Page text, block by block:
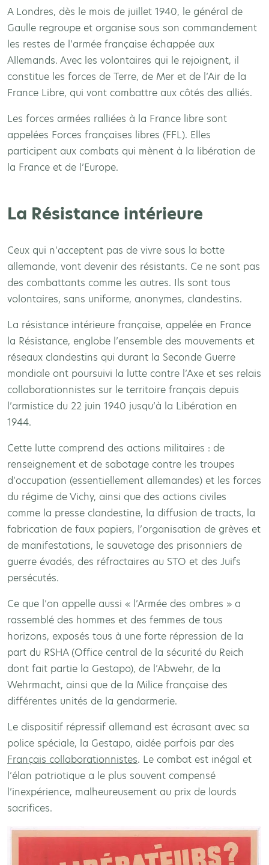
A Londres, dès le mois de juillet 1940, le général de
Gaulle regroupe et organise sous son commandement
les restes de l’armée française échappée aux
Allemands. Avec les volontaires qui le rejoignent, il
constitue les forces de Terre, de Mer et de l’Air de la
France Libre, qui vont combattre aux côtés des alliés.
Les forces armées ralliées à la France libre sont
appelées Forces françaises libres (FFL). Elles
participent aux combats qui mènent à la libération de
la France et de l’Europe.
La Résistance intérieure
Ceux qui n’acceptent pas de vivre sous la botte
allemande, vont devenir des résistants. Ce ne sont pas
des combattants comme les autres. Ils sont tous
volontaires, sans uniforme, anonymes, clandestins.
La résistance intérieure française, appelée en France
la Résistance, englobe l’ensemble des mouvements et
réseaux clandestins qui durant la Seconde Guerre
mondiale ont poursuivi la lutte contre l’Axe et ses relais
collaborationnistes sur le territoire français depuis
l’armistice du 22 juin 1940 jusqu’à la Libération en
1944.
Cette lutte comprend des actions militaires : de
renseignement et de sabotage contre les troupes
d’occupation (essentiellement allemandes) et les forces
du régime de Vichy, ainsi que des actions civiles
comme la presse clandestine, la diffusion de tracts, la
fabrication de faux papiers, l’organisation de grèves et
de manifestations, le sauvetage des prisonniers de
guerre évadés, des réfractaires au STO et des Juifs
persécutés.
Ce que l’on appelle aussi « l’Armée des ombres » a
rassemblé des hommes et des femmes de tous
horizons, exposés tous à une forte répression de la
part du RSHA (Office central de la sécurité du Reich
dont fait partie la Gestapo), de l’Abwehr, de la
Wehrmacht, ainsi que de la Milice française des
différentes unités de la gendarmerie.
Le dispositif répressif allemand est écrasant avec sa
police spéciale, la Gestapo, aidée parfois par des
Français collaborationnistes. Le combat est inégal et
l’élan patriotique a le plus souvent compensé
l’inexpérience, malheureusement au prix de lourds
sacrifices.